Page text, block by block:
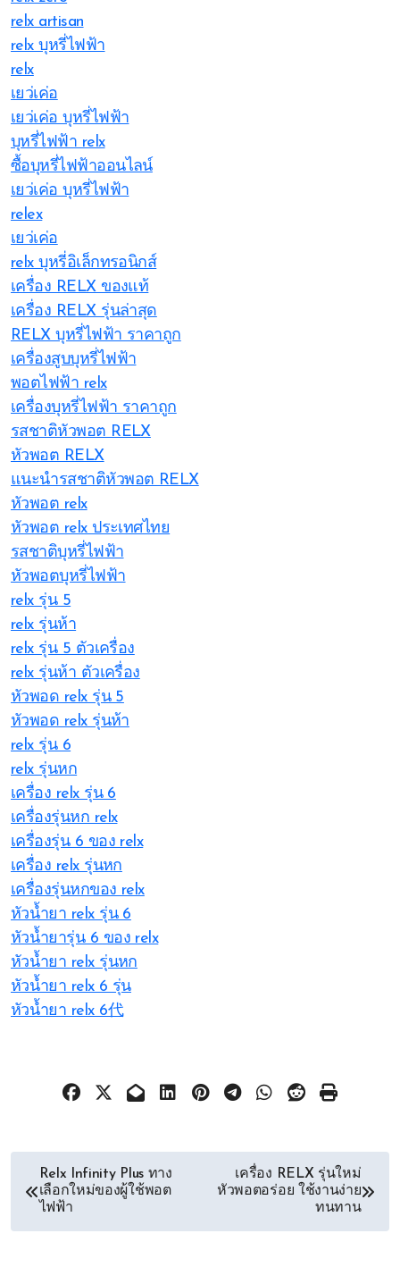
relx artisan
relx บุหรี่ไฟฟ้า
relx
เยว่เค่อ
เยว่เค่อ บุหรี่ไฟฟ้า
บุหรี่ไฟฟ้า relx
ซื้อบุหรี่ไฟฟ้าออนไลน์
เยว่เค่อ บุหรี่ไฟฟ้า
relex
เยว่เค่อ
relx บุหรี่อิเล็กทรอนิกส์
เครื่อง RELX ของแท้
เครื่อง RELX รุ่นล่าสุด
RELX บุหรี่ไฟฟ้า ราคาถูก
เครื่องสูบบุหรี่ไฟฟ้า
พอตไฟฟ้า relx
เครื่องบุหรี่ไฟฟ้า ราคาถูก
รสชาติหัวพอต RELX
หัวพอต RELX
แนะนำรสชาติหัวพอต RELX
หัวพอต relx
หัวพอต relx ประเทศไทย
รสชาติบุหรี่ไฟฟ้า
หัวพอตบุหรี่ไฟฟ้า
relx รุ่น 5
relx รุ่นห้า
relx รุ่น 5 ตัวเครื่อง
relx รุ่นห้า ตัวเครื่อง
หัวพอด relx รุ่น 5
หัวพอด relx รุ่นห้า
relx รุ่น 6
relx รุ่นหก
เครื่อง relx รุ่น 6
เครื่องรุ่นหก relx
เครื่องรุ่น 6 ของ relx
เครื่อง relx รุ่นหก
เครื่องรุ่นหกของ relx
หัวน้ำยา relx รุ่น 6
หัวน้ำยารุ่น 6 ของ relx
หัวน้ำยา relx รุ่นหก
หัวน้ำยา relx 6 รุ่น
หัวน้ำยา relx 6代
Relx Infinity Plus ทาง
เลือกใหม่ของผู้ใช้พอต
ไฟฟ้า
เครื่อง RELX รุ่นใหม่
หัวพอตอร่อย ใช้งานง่าย
ทนทาน